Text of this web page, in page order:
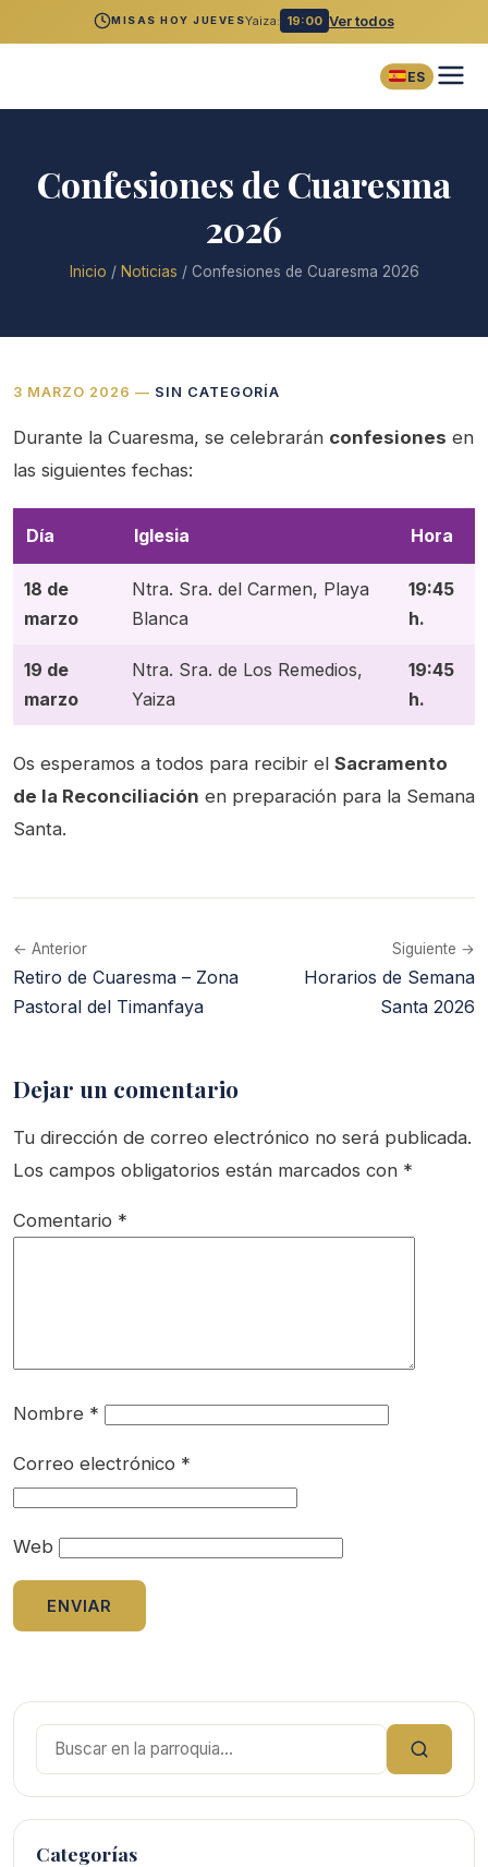
MISAS HOY JUEVESYaiza: 19:00 Ver todos
ES
Confesiones de Cuaresma
2026
Inicio / Noticias / Confesiones de Cuaresma 2026
3 MARZO 2026 — SIN CATEGORÍA
Durante la Cuaresma, se celebrarán confesiones en
las siguientes fechas:
Día Iglesia Hora
18 de
marzo
Ntra. Sra. del Carmen, Playa
Blanca
19:45
h.
19 de
marzo
Ntra. Sra. de Los Remedios,
Yaiza
19:45
h.
Os esperamos a todos para recibir el Sacramento
de la Reconciliación en preparación para la Semana
Santa.
← Anterior
Retiro de Cuaresma – Zona
Pastoral del Timanfaya
Siguiente →
Horarios de Semana
Santa 2026
Dejar un comentario
Tu dirección de correo electrónico no será publicada.
Los campos obligatorios están marcados con *
Comentario *
Nombre *
Correo electrónico *
Web
Buscar:
Categorías